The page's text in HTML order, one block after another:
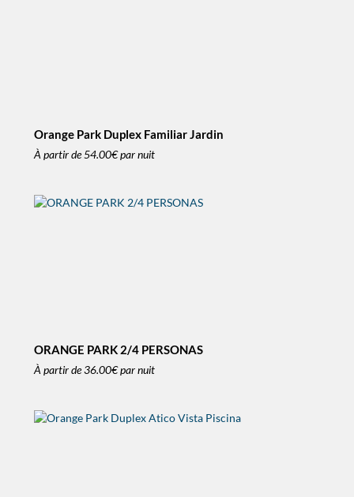
Orange Park Duplex Familiar Jardin
À partir de54.00€par nuit
ORANGE PARK 2/4 PERSONAS
À partir de36.00€par nuit